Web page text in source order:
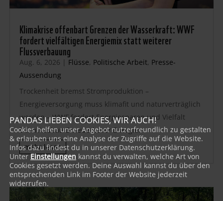
Klimakrise offenbart Grenzen der Wasserkraft: WWF
fordert vielfältigen Energiemix statt weiterer
Flussverbauung
Aug. 6, 2026 | Flüsse, Politische Arbeit, Presse-
Aussendung
Trockenheit bremst Stromproduktion –
Energieversorgung muss klimafit und naturverträglich
werden – WWF fordert Energiesparen und Vielfalt
beim Ausbau Erneuerbarer Energien
mehr lesen
PANDAS LIEBEN COOKIES, WIR AUCH!
Cookies helfen unser Angebot nutzerfreundlich zu gestalten
& erlauben uns eine Analyse der Zugriffe auf die Website.
Infos dazu findest du in unserer Datenschutzerklärung.
UnterEinstellungen kannst du verwalten, welche Art von
Cookies gesetzt werden. Deine Auswahl kannst du über den
entsprechenden Link im Footer der Website jederzeit
widerrufen.